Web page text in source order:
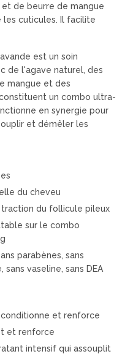
de beurre de mangue
cuticules. Il facilite
est un soin
de l'agave naturel, des
mangue et des
un combo ultra-
en synergie pour
et démêler les
du cheveu
du follicule pileux
sur le combo
parabènes, sans
sans vaseline, sans DEA
conditionne et renforce
et renforce
intensif qui assouplit